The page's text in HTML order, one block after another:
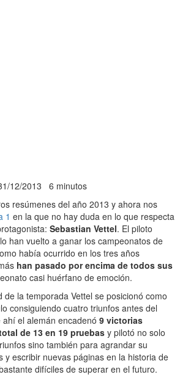
12/2013 6 minutos
resúmenes del año 2013 y ahora nos
1 en la que no hay duda en lo que respecta
Sebastian Vettel. El piloto
han vuelto a ganar los campeonatos de
había ocurrido en los tres años
han pasado por encima de todos sus
casi huérfano de emoción.
de la temporada Vettel se posicionó como
consiguiendo cuatro triunfos antes del
el alemán encadenó 9 victorias
de 13 en 19 pruebas y pilotó no solo
sino también para agrandar su
y escribir nuevas páginas en la historia de
difíciles de superar en el futuro.